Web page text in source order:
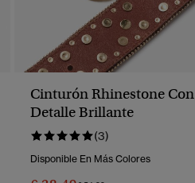
Cinturón Rhinestone Con
Detalle Brillante
(3)
Disponible En Más Colores